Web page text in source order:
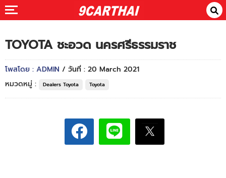
TOYOTA ชะอวด นครศรีธรรมราช
โพสโดย : ADMIN / วันที่ : 20 March 2021
หมวดหมู่ :
Dealers Toyota Toyota